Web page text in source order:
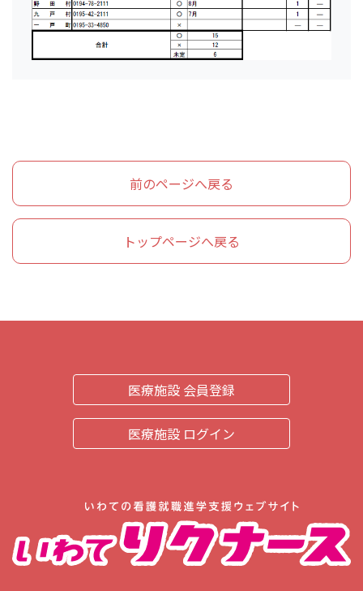
前のページへ戻る
トップページへ戻る
医療施設 会員登録
医療施設 ログイン